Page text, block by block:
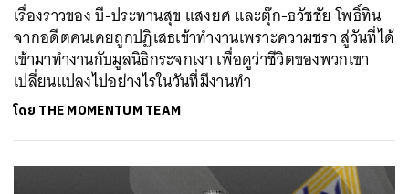
เรื่องราวของ บี-ประทานสุข แสงยศ และตุ๊ก-ธวัชชัย โพธิ์ทิน
จากอดีตคนเคยถูกปฏิเสธเข้าทำงานเพราะความชรา สู่วันที่ได้
เข้ามาทำงานกับมูลนิธิกระจกเงา เพื่อดูว่าชีวิตของพวกเขา
เปลี่ยนแปลงไปอย่างไรในวันที่มีงานทำ
โดย THE MOMENTUM TEAM